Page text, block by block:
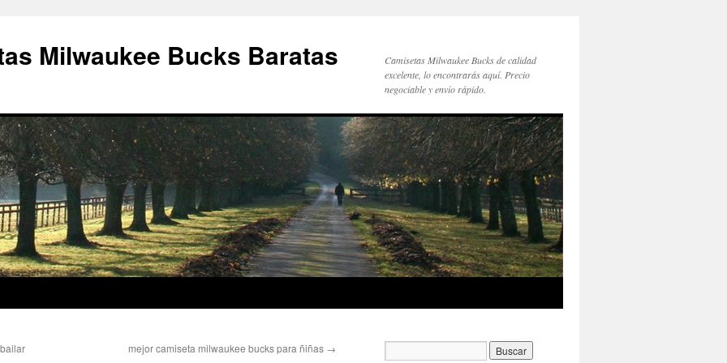
Milwaukee Bucks Baratas
Camisetas Milwaukee Bucks de calidad
excelente, lo encontrarás aquí. Precio
negociable y envío rápido.
mejor camiseta milwaukee bucks para ñiñas →